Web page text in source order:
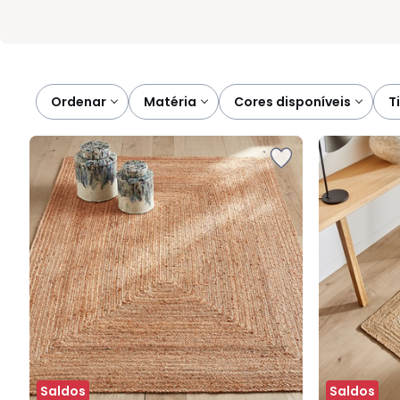
Ordenar matéria cores disponíveis
Saldos Saldos